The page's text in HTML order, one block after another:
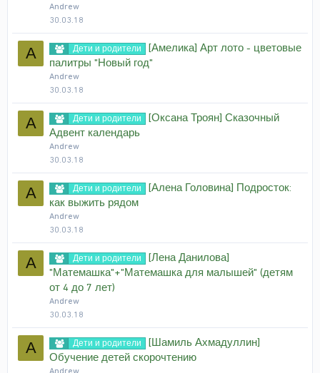
Andrew
30.03.18
A Дети и родители
[Амелика] Арт лото - цветовые
палитры "Новый год"
Andrew
30.03.18
A Дети и родители
[Оксана Троян] Сказочный
Адвент календарь
Andrew
30.03.18
A Дети и родители
[Алена Головина] Подросток:
как выжить рядом
Andrew
30.03.18
A Дети и родители
[Лена Данилова]
"Матемашка"+"Матемашка для малышей" (детям
от 4 до 7 лет)
Andrew
30.03.18
A Дети и родители
[Шамиль Ахмадуллин]
Обучение детей скорочтению
Andrew